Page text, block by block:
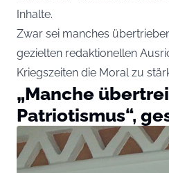
Inhalte.
Zwar sei manches
gezielten redaktionellen
Kriegszeiten die Moral zu
„Manche
Patriotismus“,